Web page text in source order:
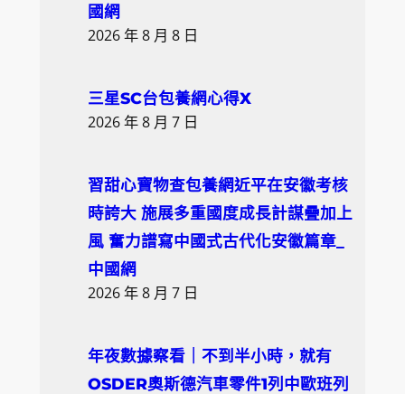
國網
2026 年 8 月 8 日
三星SC台包養網心得X
2026 年 8 月 7 日
習甜心寶物查包養網近平在安徽考核
時誇大 施展多重國度成長計謀疊加上
風 奮力譜寫中國式古代化安徽篇章_
中國網
2026 年 8 月 7 日
年夜數據察看｜不到半小時，就有
OSDER奧斯德汽車零件1列中歐班列